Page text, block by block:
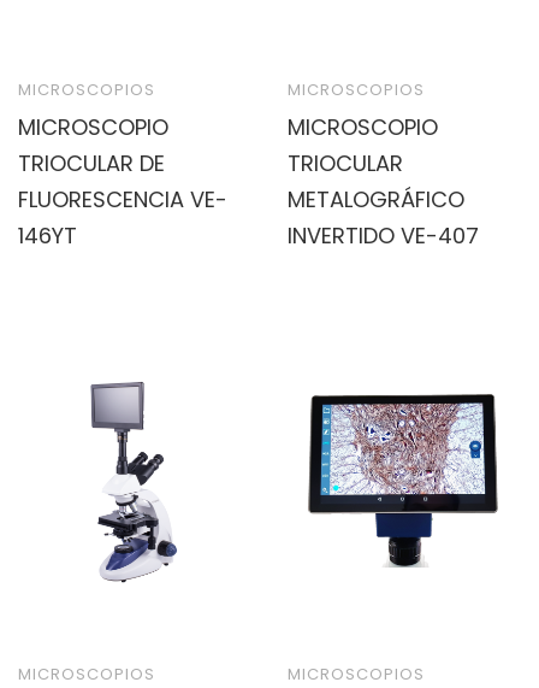
MICROSCOPIOS
MICROSCOPIO
TRIOCULAR DE
FLUORESCENCIA VE-
146YT
MICROSCOPIOS
MICROSCOPIO
TRIOCULAR
METALOGRÁFICO
INVERTIDO VE-407
MICROSCOPIOS MICROSCOPIOS